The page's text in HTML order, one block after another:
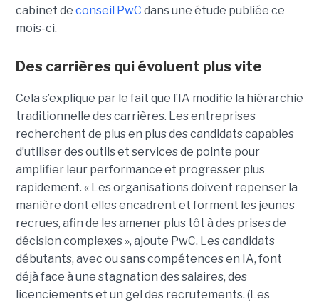
cabinet de conseil PwC dans une étude publiée ce
mois-ci.
Des carrières qui évoluent plus vite
Cela s’explique par le fait que l’IA modifie la hiérarchie
traditionnelle des carrières. Les entreprises
recherchent de plus en plus des candidats capables
d’utiliser des outils et services de pointe pour
amplifier leur performance et progresser plus
rapidement. « Les organisations doivent repenser la
manière dont elles encadrent et forment les jeunes
recrues, afin de les amener plus tôt à des prises de
décision complexes », ajoute PwC. Les candidats
débutants, avec ou sans compétences en IA, font
déjà face à une stagnation des salaires, des
licenciements et un gel des recrutements. (Les